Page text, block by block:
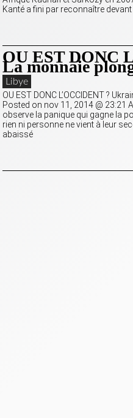
Kanté a fini par reconnaître devant
OU EST DONC
La monnaie
Libye
OU EST DONC L’OCCIDENT ?
Posted on nov 11, 2014 @ 23:21
observe la panique qui gagne la
rien ni personne ne vient à leur
abaissé